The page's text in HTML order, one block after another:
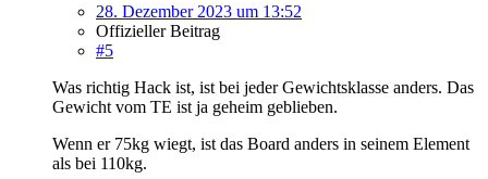
28. Dezember 2023 um 13:52
Offizieller Beitrag
#5
Was richtig Hack ist, ist bei jeder Gewichtsklasse anders. Das
Gewicht vom TE ist ja geheim geblieben.
Wenn er 75kg wiegt, ist das Board anders in seinem Element
als bei 110kg.